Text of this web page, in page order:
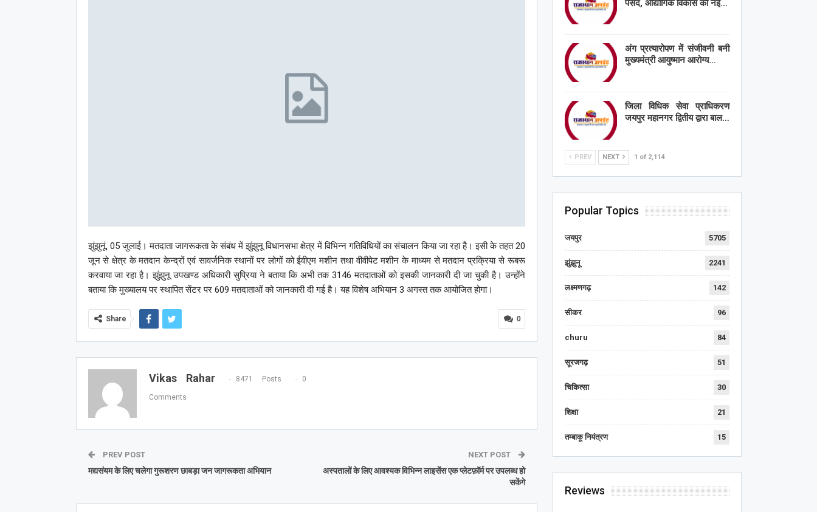
झुंझुनूं, 05 जुलाई। मतदाता जागरूकता के संबंध में झुंझुनू विधानसभा क्षेत्र में विभिन्न गतिविधियों का संचालन किया जा रहा है। इसी के तहत 20
जून से क्षेत्र के मतदान केन्द्रों एवं सावर्जनिक स्थानों पर लोगों को ईवीएम मशीन तथा वीवीपेट मशीन के माध्यम से मतदान प्रक्रिया से रूबरू
करवाया जा रहा है। झुंझुनू उपखण्ड अधिकारी सुप्रिया ने बताया कि अभी तक 3146 मतदाताओं को इसकी जानकारी दी जा चुकी है। उन्होंने
बताया कि मुख्यालय पर स्थापित सेंटर पर 609 मतदाताओं को जानकारी दी गई है। यह विशेष अभियान 3 अगस्त तक आयोजित होगा।
0
Share
Vikas Rahar 8471 Posts 0
Comments
PREV POST
मद्यसंयम के लिए चलेगा गुरूशरण छाबड़ा जन जागरूकता अभियान
NEXT POST
अस्पतालों के लिए आवश्यक विभिन्न लाइसेंस एक प्लेटफ़ॉर्म पर उपलब्ध हो
सकेंगे
पसंद, औद्योगिक विकास की नई…
अंग प्रत्यारोपण में संजीवनी बनी
मुख्यमंत्री आयुष्मान आरोग्य…
जिला विधिक सेवा प्राधिकरण
जयपुर महानगर द्वितीय द्वारा बाल…
PREV NEXT 1 of 2,114
Popular Topics
जयपुर 5705
झुंझुनू 2241
लक्ष्मणगढ़ 142
सीकर 96
churu 84
सूरजगढ़ 51
चिकित्सा 30
शिक्षा 21
तम्बाकू नियंत्रण 15
Reviews